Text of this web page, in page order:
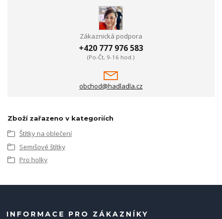
Zákaznická podpora
+420 777 976 583
(Po-Čt, 9-16 hod.)
obchod@hadladla.cz
Zboží zařazeno v kategoriích
Štítky na oblečení
Semišové štítky
Pro holky
INFORMACE PRO ZÁKAZNÍKY